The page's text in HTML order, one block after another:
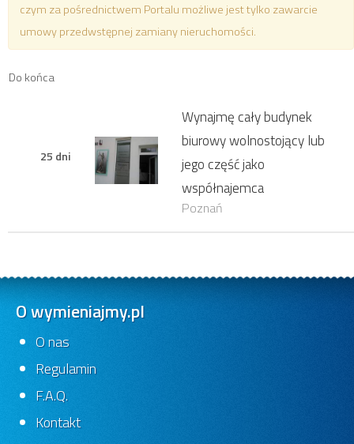
czym za pośrednictwem Portalu możliwe jest tylko zawarcie
umowy przedwstępnej zamiany nieruchomości.
Do końca
25 dni
Wynajmę cały budynek
biurowy wolnostojący lub
jego część jako
współnajemca
Poznań
O wymieniajmy.pl
O nas
Regulamin
F.A.Q.
Kontakt